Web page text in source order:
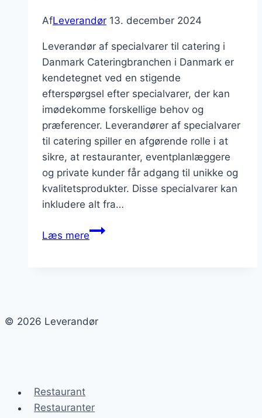
AfLeverandør 13. december 2024
Leverandør af specialvarer til catering i
Danmark Cateringbranchen i Danmark er
kendetegnet ved en stigende
efterspørgsel efter specialvarer, der kan
imødekomme forskellige behov og
præferencer. Leverandører af specialvarer
til catering spiller en afgørende rolle i at
sikre, at restauranter, eventplanlæggere
og private kunder får adgang til unikke og
kvalitetsprodukter. Disse specialvarer kan
inkludere alt fra…
Læs mereLeverandør
© 2026 Leverandør
Restaurant
Restauranter